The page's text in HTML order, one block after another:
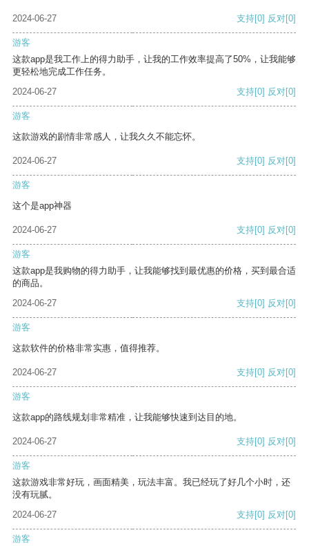
2024-06-27 支持[0] 反对[0]
游客
这款app是我工作上的得力助手，让我的工作效率提高了50%，让我能够
更轻松地完成工作任务。
2024-06-27
支持[0] 反对[0]
游客
这款游戏的剧情非常感人，让我久久不能忘怀。
2024-06-27 支持[0] 反对[0]
游客
这个是app神器
2024-06-27 支持[0] 反对[0]
游客
这款app是我购物的得力助手，让我能够找到最优惠的价格，买到最合适
的商品。
2024-06-27
支持[0] 反对[0]
游客
这款软件的价格非常实惠，值得推荐。
2024-06-27 支持[0] 反对[0]
游客
这款app的路线规划非常精准，让我能够快速到达目的地。
2024-06-27 支持[0] 反对[0]
游客
这款游戏非常好玩，画面精美，玩法丰富。我已经玩了好几个小时，还
没有玩腻。
2024-06-27
支持[0] 反对[0]
游客